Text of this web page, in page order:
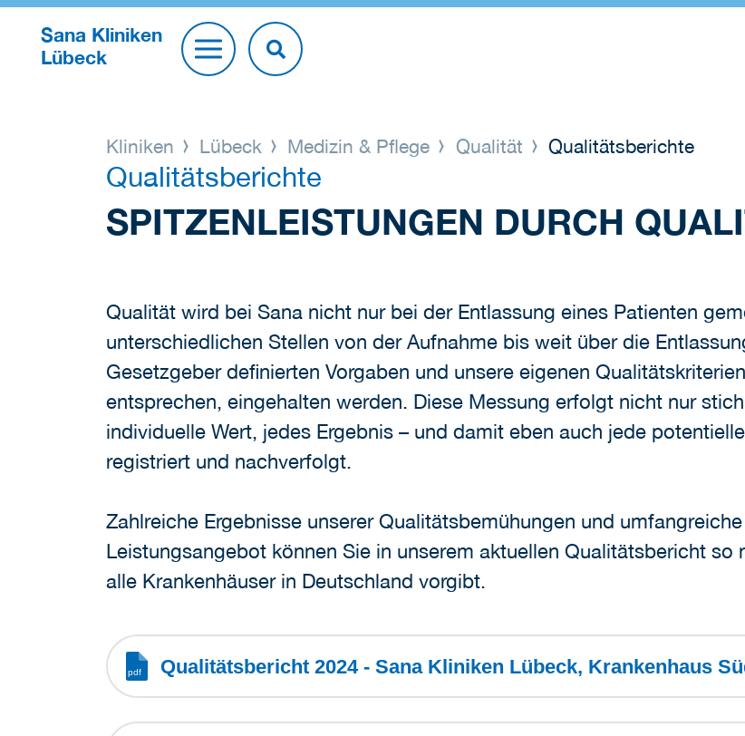
Sana Kliniken
Lübeck
Kliniken Lübeck Medizin & Pflege Qualität Qualitätsberichte
Qualitätsberichte
SPITZENLEISTUNGEN DURCH
Qualität wird bei Sana nicht nur bei der Entlassung eines Patienten
unterschiedlichen Stellen von der Aufnahme bis weit über die
Gesetzgeber definierten Vorgaben und unsere eigenen
entsprechen, eingehalten werden. Diese Messung erfolgt nicht nur
individuelle Wert, jedes Ergebnis – und damit eben auch jede
registriert und nachverfolgt.
Zahlreiche Ergebnisse unserer Qualitätsbemühungen und
Leistungsangebot können Sie in unserem aktuellen Qualitätsbericht
alle Krankenhäuser in Deutschland vorgibt.
Qualitätsbericht 2024 - Sana Kliniken Lübeck, Krankenhaus